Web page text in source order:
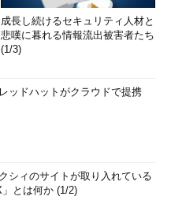
成長し続けるセキュリティ人材と
悲嘆に暮れる情報流出被害者たち
(1/3)
ッドハットがクラウドで提携
シィのサイトが取り入れている
」とは何か (1/2)